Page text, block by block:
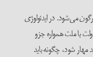
می‌شود. در ایدئولوژی
با ملت همواره جزو
شود، چگونه باید